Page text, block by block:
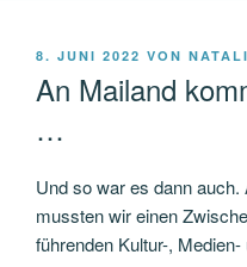
VERÖFFENTLICHT
8. JUNI 2022 VON
An Mailand
…
Und so war es dann
mussten wir einen
führenden Kultur-,